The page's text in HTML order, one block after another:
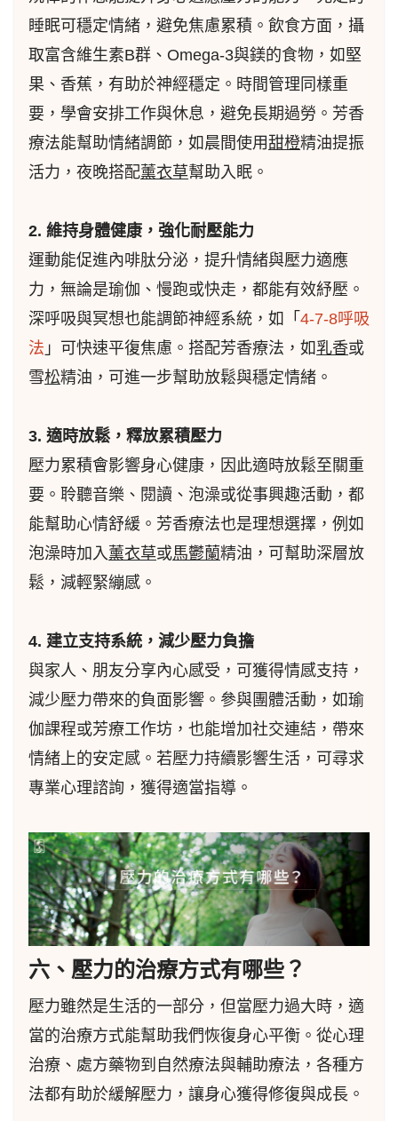
睡眠可穩定情緒，避免焦慮累積。飲食方面，攝
取富含維生素B群、Omega-3與鎂的食物，如堅
果、香蕉，有助於神經穩定。時間管理同樣重
要，學會安排工作與休息，避免長期過勞。芳香
療法能幫助情緒調節，如晨間使用甜橙精油提振
活力，夜晚搭配薰衣草幫助入眠。
2. 維持身體健康，強化耐壓能力
運動能促進內啡肽分泌，提升情緒與壓力適應
力，無論是瑜伽、慢跑或快走，都能有效紓壓。
深呼吸與冥想也能調節神經系統，如「 4-7-8呼吸
法 」可快速平復焦慮。搭配芳香療法，如乳香或
雪松精油，可進一步幫助放鬆與穩定情緒。
3. 適時放鬆，釋放累積壓力
壓力累積會影響身心健康，因此適時放鬆至關重
要。聆聽音樂、閱讀、泡澡或從事興趣活動，都
能幫助心情舒緩。芳香療法也是理想選擇，例如
泡澡時加入薰衣草或馬鬱蘭精油，可幫助深層放
鬆，減輕緊繃感。
4. 建立支持系統，減少壓力負擔
與家人、朋友分享內心感受，可獲得情感支持，
減少壓力帶來的負面影響。參與團體活動，如瑜
伽課程或芳療工作坊，也能增加社交連結，帶來
情緒上的安定感。若壓力持續影響生活，可尋求
專業心理諮詢，獲得適當指導。
六、壓力的治療方式有哪些？
壓力雖然是生活的一部分，但當壓力過大時，適
當的治療方式能幫助我們恢復身心平衡。從心理
治療、處方藥物到自然療法與輔助療法，各種方
法都有助於緩解壓力，讓身心獲得修復與成長。